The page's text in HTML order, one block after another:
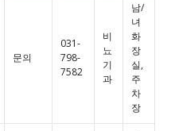
문의
031-
798-
7582
비
뇨
기
과
남/
녀
화
장
실,
주
차
장